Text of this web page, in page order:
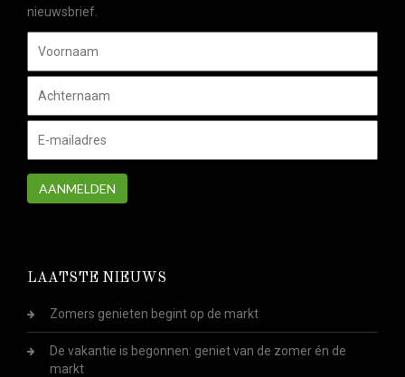
nieuwsbrief.
AANMELDEN
LAATSTE NIEUWS
Zomers genieten begint op de markt
De vakantie is begonnen: geniet van de zomer én de
markt